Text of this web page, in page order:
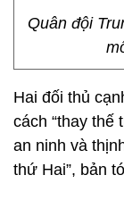
Quân đội
Hai đối thủ
cách “thay
an ninh và
thứ Hai”, bản